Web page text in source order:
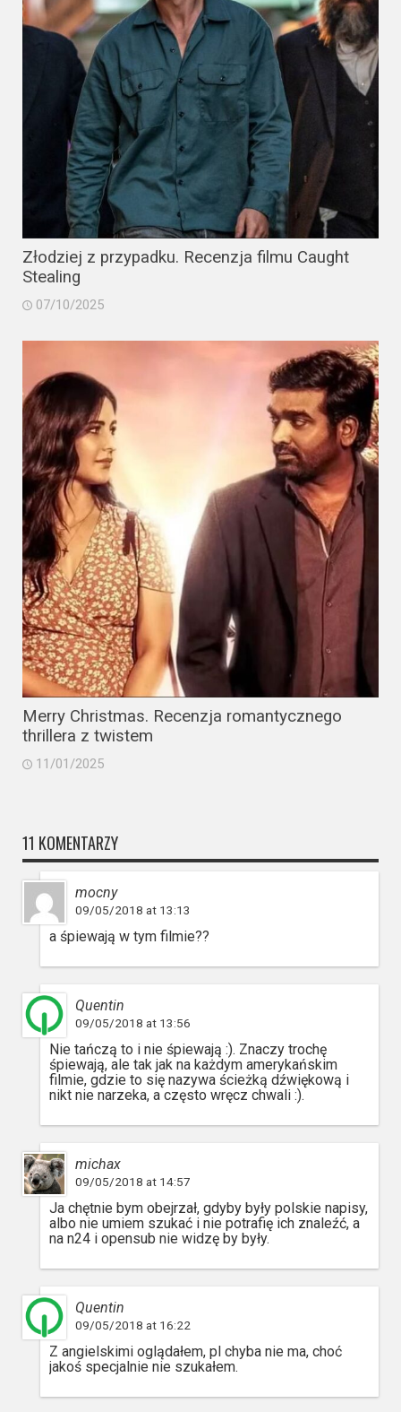
Złodziej z przypadku. Recenzja filmu Caught
Stealing
07/10/2025
Merry Christmas. Recenzja romantycznego
thrillera z twistem
11/01/2025
11 KOMENTARZY
mocny
09/05/2018 at 13:13
a śpiewają w tym filmie??
Quentin
09/05/2018 at 13:56
Nie tańczą to i nie śpiewają :). Znaczy trochę
śpiewają, ale tak jak na każdym amerykańskim
filmie, gdzie to się nazywa ścieżką dźwiękową i
nikt nie narzeka, a często wręcz chwali :).
michax
09/05/2018 at 14:57
Ja chętnie bym obejrzał, gdyby były polskie napisy,
albo nie umiem szukać i nie potrafię ich znaleźć, a
na n24 i opensub nie widzę by były.
Quentin
09/05/2018 at 16:22
Z angielskimi oglądałem, pl chyba nie ma, choć
jakoś specjalnie nie szukałem.